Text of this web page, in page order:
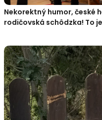
Nekorektný humor, české
rodičovská schôdzka! To